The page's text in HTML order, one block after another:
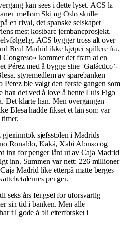
kan sees i dette lyset. ACS la
mellom Ski og Oslo skulle
en rival, det spanske selskapet
mest kostbare jernbaneprosjekt.
ACS bygger tross alt over
Real Madrid ikke kjøper spillere fra.
kommer det fram at en
Pérez med å bygge sine ‘Galáctico’-
styremedlem av sparebanken
Pérez ble valgt den første gangen som
han det ved å love å hente Luis Figo
Det klarte han. Men overgangen
Blesa hadde fikset et lån som var
gjeninntok sjefsstolen i Madrids
Ronaldo, Kaká, Xabi Alonso og
inn for penger lånt ut av Caja Madrid
inn. Summen var nett: 226 millioner
Madrid like etterpå måtte berges
penger.
seks års fengsel for uforsvarlig
sin tid i banken. Men alle
til gode å bli etterforsket i